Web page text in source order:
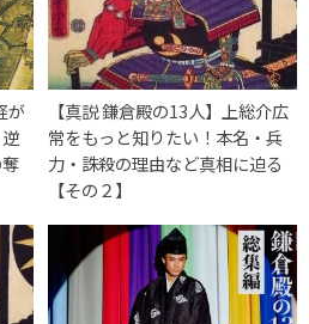
が
【真説 鎌倉殿の13人】上総介広
常をもっと知りたい！本名・兵
力・誅殺の理由など真相に迫る
【その２】